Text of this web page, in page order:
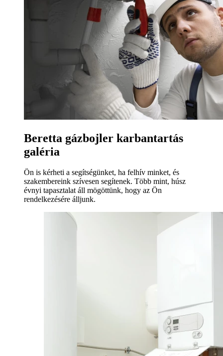
Beretta gázbojler karbantartás
galéria
Ön is kérheti a segítségünket, ha felhív minket, és
szakembereink szívesen segítenek. Több mint, húsz
évnyi tapasztalat áll mögöttünk, hogy az Ön
rendelkezésére álljunk.